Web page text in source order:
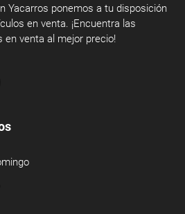
Yacarros ponemos a tu disposición
en venta. ¡Encuentra las
venta al mejor precio!